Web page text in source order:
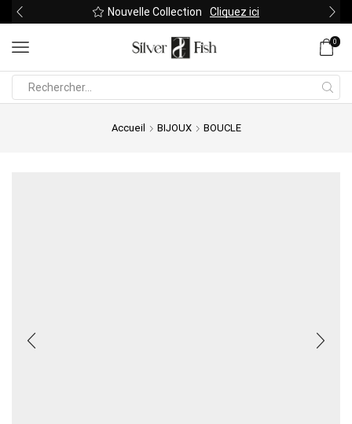
Nouvelle Collection Cliquez ici
0
Accueil BIJOUX BOUCLE